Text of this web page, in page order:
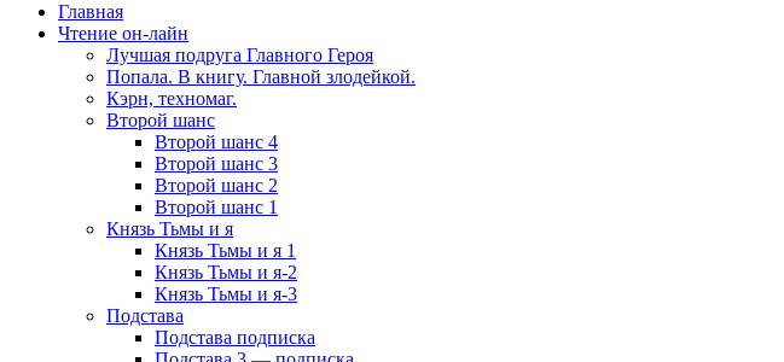
Главная
Чтение он-лайн
Лучшая подруга Главного Героя
Попала. В книгу. Главной злодейкой.
Кэрн, техномаг.
Второй шанс
Второй шанс 4
Второй шанс 3
Второй шанс 2
Второй шанс 1
Князь Тьмы и я
Князь Тьмы и я 1
Князь Тьмы и я-2
Князь Тьмы и я-3
Подстава
Подстава подписка